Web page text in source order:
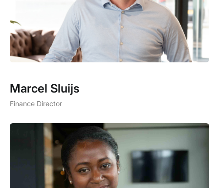
Marcel Sluijs
Finance Director